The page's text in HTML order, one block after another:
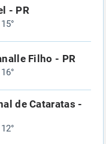
- PR
Filho - PR
de Cataratas -